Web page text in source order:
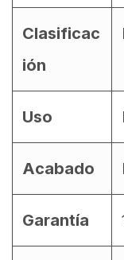
Clasificac
ión
Uso
Acabado
Garantía